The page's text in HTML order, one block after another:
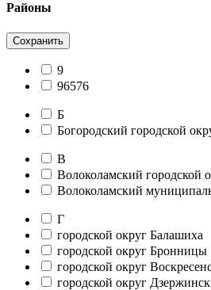
Районы
Сохранить
9
96576
Б
Богородский городской
В
Волоколамский городской
Волоколамский
Г
городской округ Балашиха
городской округ Бронницы
городской округ
городской округ